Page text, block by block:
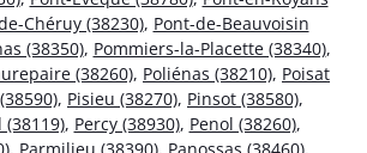
Chéruy (38230), Pont-de-Beauvoisin
(38350), Pommiers-la-Placette (38340),
(38260), Poliénas (38210), Poisat
, Pisieu (38270), Pinsot (38580),
, Percy (38930), Penol (38260),